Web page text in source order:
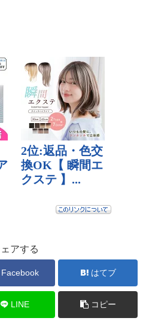
アする
Facebook はてブ
LINE コピー